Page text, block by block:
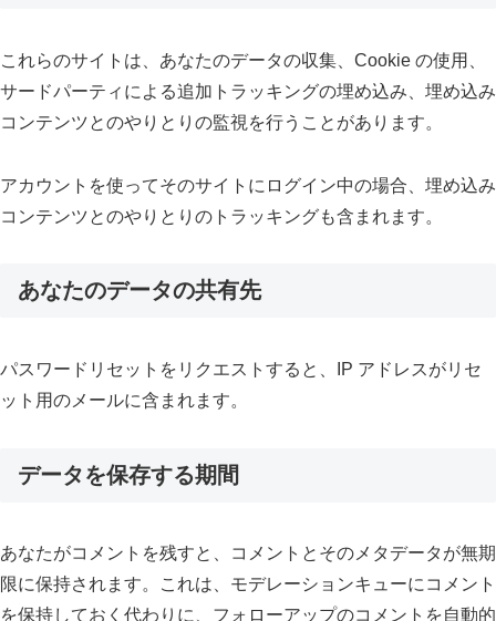
これらのサイトは、あなたのデータの収集、Cookie の使用、
サードパーティによる追加トラッキングの埋め込み、埋め込み
コンテンツとのやりとりの監視を行うことがあります。
アカウントを使ってそのサイトにログイン中の場合、埋め込み
コンテンツとのやりとりのトラッキングも含まれます。
あなたのデータの共有先
パスワードリセットをリクエストすると、IP アドレスがリセ
ット用のメールに含まれます。
データを保存する期間
あなたがコメントを残すと、コメントとそのメタデータが無期
限に保持されます。これは、モデレーションキューにコメント
を保持しておく代わりに、フォローアップのコメントを自動的